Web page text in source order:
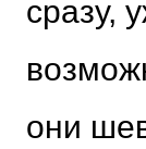
сразу,
они